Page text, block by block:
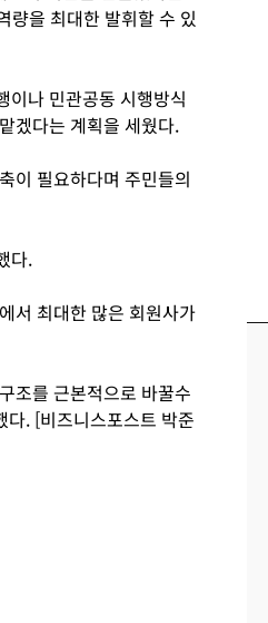
량을 최대한 발휘할 수 있
이나 민관공동 시행방식
겠다는 계획을 세웠다.
이 필요하다며 주민들의
다.
서 최대한 많은 회원사가
조를 근본적으로 바꿀수
. [비즈니스포스트 박준